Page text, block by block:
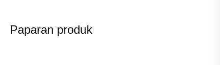
Paparan produk